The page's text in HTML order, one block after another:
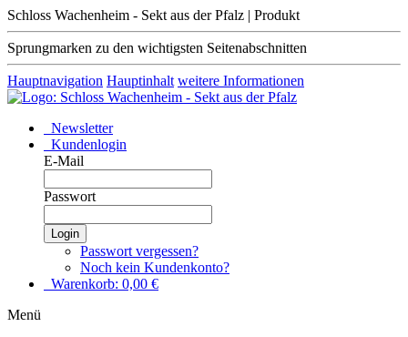
Schloss Wachenheim - Sekt aus der Pfalz | Produkt
Sprungmarken zu den wichtigsten Seitenabschnitten
Hauptnavigation Hauptinhalt weitere Informationen
Newsletter
Kundenlogin
E-Mail
Passwort
Login
Passwort vergessen?
Noch kein Kundenkonto?
Warenkorb: 0,00 €
Menü